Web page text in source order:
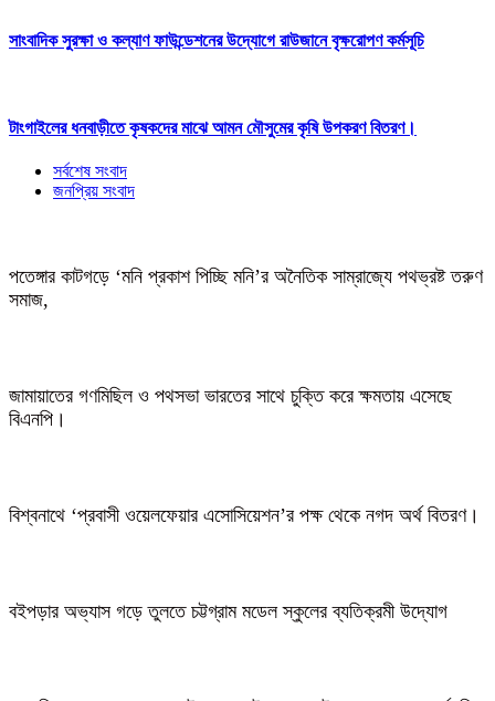
সাংবাদিক সুরক্ষা ও কল্যাণ ফাউন্ডেশনের উদ্যোগে রাউজানে বৃক্ষরোপণ কর্মসূচি
টাংগাইলের ধনবাড়ীতে কৃষকদের মাঝে আমন মৌসুমের কৃষি উপকরণ বিতরণ।
সর্বশেষ সংবাদ
জনপ্রিয় সংবাদ
পতেঙ্গার কাটগড়ে ‘মনি প্রকাশ পিচ্ছি মনি’র অনৈতিক সাম্রাজ্যে পথভ্রষ্ট তরুণ
সমাজ,
জামায়াতের গণমিছিল ও পথসভা ভারতের সাথে চুক্তি করে ক্ষমতায় এসেছে
বিএনপি।
বিশ্বনাথে ‘প্রবাসী ওয়েলফেয়ার এসোসিয়েশন’র পক্ষ থেকে নগদ অর্থ বিতরণ।
বইপড়ার অভ্যাস গড়ে তুলতে চট্টগ্রাম মডেল স্কুলের ব্যতিক্রমী উদ্যোগ